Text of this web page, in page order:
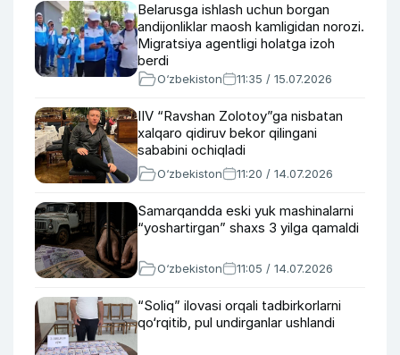
Belarusga ishlash uchun borgan
andijonliklar maosh kamligidan norozi.
Migratsiya agentligi holatga izoh
berdi
O‘zbekiston 11:35 / 15.07.2026
IIV “Ravshan Zolotoy”ga nisbatan
xalqaro qidiruv bekor qilingani
sababini ochiqladi
O‘zbekiston 11:20 / 14.07.2026
Samarqandda eski yuk mashinalarni
“yoshartirgan” shaxs 3 yilga qamaldi
O‘zbekiston 11:05 / 14.07.2026
“Soliq” ilovasi orqali tadbirkorlarni
qo‘rqitib, pul undirganlar ushlandi